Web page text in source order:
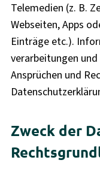
Telemedien (z. B.
Webseiten, Apps
Einträge etc.).
verarbeitungen
Ansprüchen und
Zweck der